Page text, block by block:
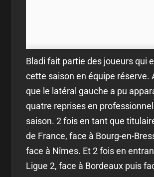
Bladi fait partie des joueurs qui
cette saison en équipe réserve.
que le latéral gauche a pu
quatre reprises en
saison. 2 fois en tant que
de France, face à Bourg-en-
face à Nîmes. Et 2 fois en
Ligue 2, face à Bordeaux puis